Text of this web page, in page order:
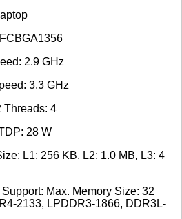
2.9 GHz
3.3 GHz
Threads: 4
28 W
L1: 256 KB, L2: 1.0 MB, L3: 4
Support: Max. Memory Size: 32
2133, LPDDR3-1866, DDR3L-